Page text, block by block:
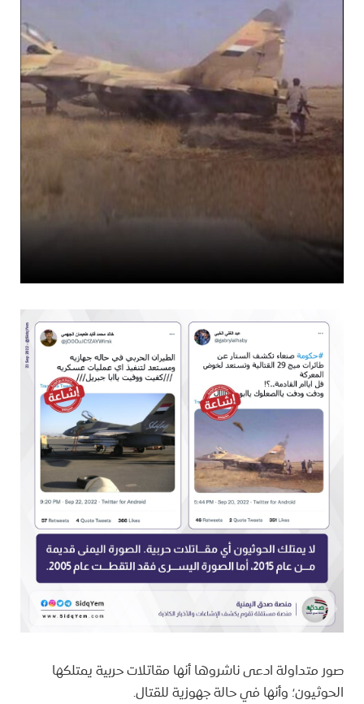
صور متداولة ادعى ناشروها أنها مقاتلات حربية يمتلكها
الحوثيون؛ وأنها في حالة جهوزية للقتال.